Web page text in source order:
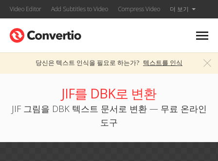
Video Editor Add Subtitles to Video Compress Video 더 보기
당신은 텍스트 인식을 필요로 하는가? 텍스트를 인식
JIF를 DBK로 변환
JIF 그림을 DBK 텍스트 문서로 변환 — 무료 온라인
도구